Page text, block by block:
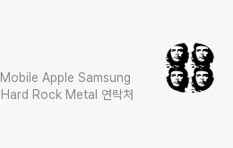
Mobile Apple Samsung
Rock Metal 연락처